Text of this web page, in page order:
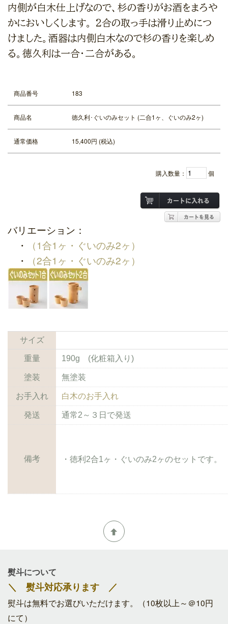
内側が白木仕上げなので、杉の香りがお酒をまろや
かにおいしくします。 2合の取っ手は滑り止めにつ
けました。酒器は内側白木なので杉の香りを楽しめ
る。徳久利は一合・二合がある。
商品番号 183
商品名 徳久利･ぐいのみセット (二合1ヶ、ぐいのみ2ヶ)
通常価格 15,400円 (税込)
購入数量： 個
バリエーション：
・
（1合1ヶ・ぐいのみ2ヶ）
・
（2合1ヶ・ぐいのみ2ヶ）
サイズ
重量 190g (化粧箱入り)
塗装 無塗装
お手入れ 白木のお手入れ
発送 通常2～３日で発送
備考 ・徳利2合1ヶ・ぐいのみ2ヶのセットです。
熨斗について
＼ 熨斗対応承ります ／
熨斗は無料でお選びいただけます。（10枚以上～＠10円
にて）